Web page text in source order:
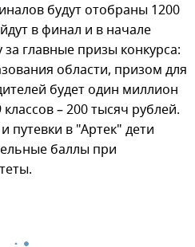
будут отобраны 1200
в финал и в начале
главные призы конкурса:
области, призом для
будет один миллион
– 200 тысяч рублей.
путевки в "Артек" дети
баллы при